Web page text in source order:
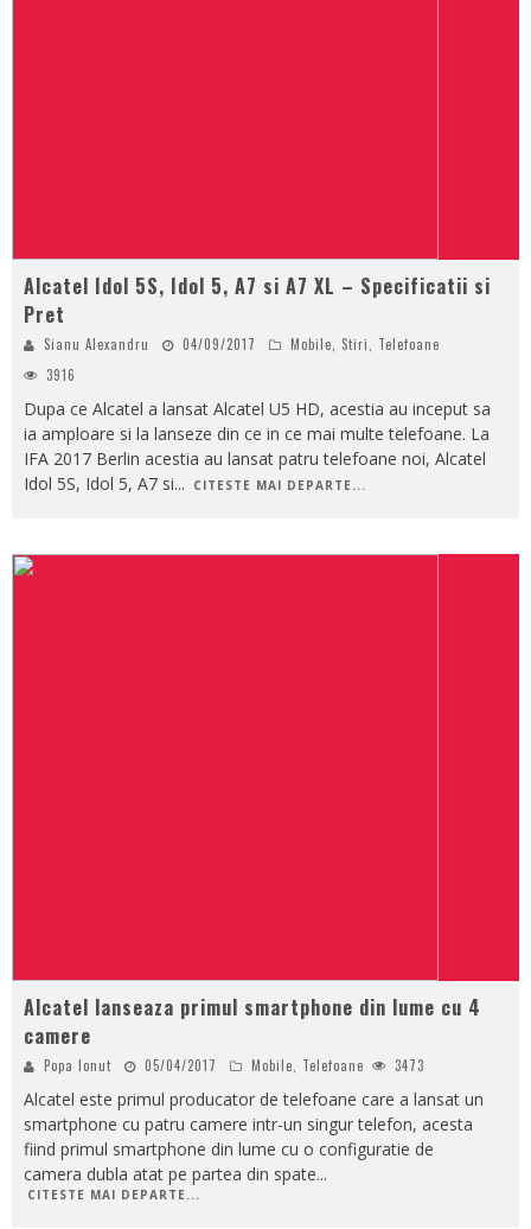
Alcatel Idol 5S, Idol 5, A7 si A7 XL – Specificatii si
Pret
Sianu Alexandru 04/09/2017 Mobile Stiri
Telefoane
3916
Dupa ce Alcatel a lansat Alcatel U5 HD, acestia au inceput sa
ia amploare si la lanseze din ce in ce mai multe telefoane. La
IFA 2017 Berlin acestia au lansat patru telefoane noi, Alcatel
Idol 5S, Idol 5, A7 si... CITESTE MAI DEPARTE...
Alcatel lanseaza primul smartphone din lume cu 4
camere
Popa Ionut 05/04/2017 Mobile Telefoane 3473
Alcatel este primul producator de telefoane care a lansat un
smartphone cu patru camere intr-un singur telefon, acesta
fiind primul smartphone din lume cu o configuratie de
camera dubla atat pe partea din spate...
CITESTE MAI DEPARTE...